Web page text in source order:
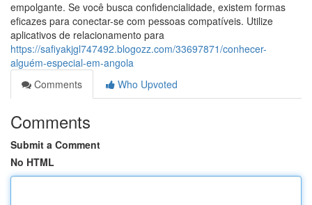
empolgante. Se você busca confidencialidade, existem formas
eficazes para conectar-se com pessoas compatíveis. Utilize
aplicativos de relacionamento para
https://safiyakjgl747492.blogozz.com/33697871/conhecer-
alguém-especial-em-angola
Comments
Who Upvoted
Comments
Submit a Comment
No HTML